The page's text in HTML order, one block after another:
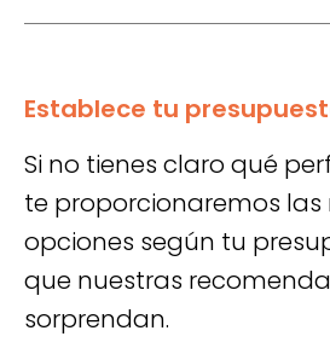
Establece tu
Si no tienes claro qué
te proporcionaremos las
opciones según tu
que nuestras
sorprendan.